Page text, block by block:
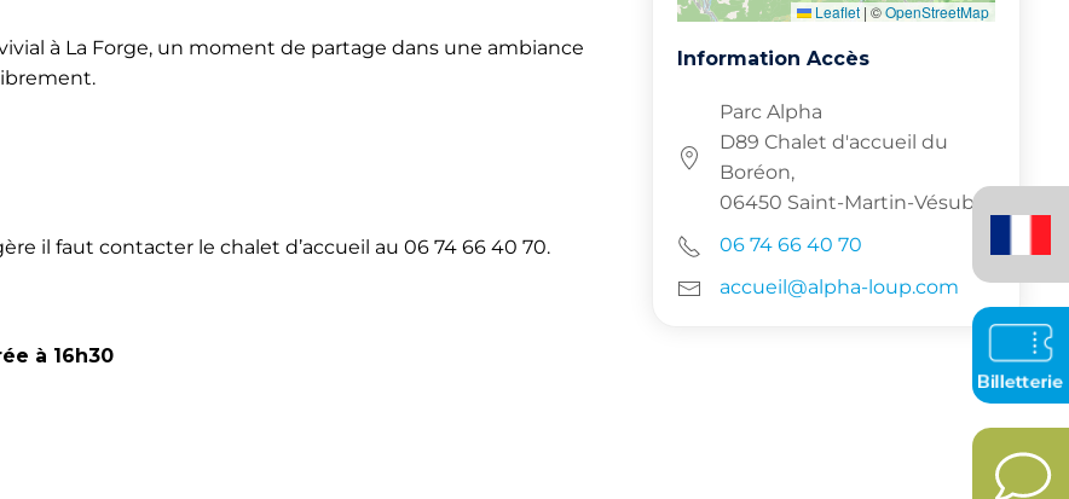
à La Forge, un moment de partage dans une ambiance
il faut contacter le chalet d’accueil au 06 74 66 40 70.
à 16h30
Leaflet | ©OpenStreetMap
Information Accès
Parc Alpha
D89 Chalet d'accueil du
Boréon,
06450 Saint-Martin-Vésubie
06 74 66 40 70
accueil@alpha-loup.com